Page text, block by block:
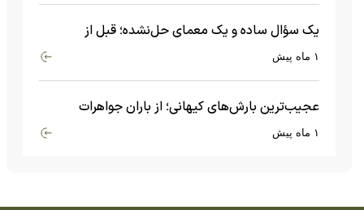
یک سؤال ساده و یک معمای حل‌نشده؛ قبل از
بیگ‌بنگ و آغاز جهان چه چیزی وجود داشت؟۱ ماه پیش
عجیب‌ترین بارش‌های کیهانی؛ از باران جواهرات
گران‌قیمت تا بارش آهن و شیشه۱ ماه پیش